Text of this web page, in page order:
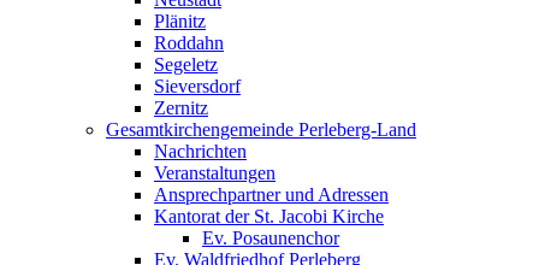
Plänitz
Roddahn
Segeletz
Sieversdorf
Zernitz
Gesamtkirchengemeinde Perleberg-Land
Nachrichten
Veranstaltungen
Ansprechpartner und Adressen
Kantorat der St. Jacobi Kirche
Ev. Posaunenchor
Ev. Waldfriedhof Perleberg